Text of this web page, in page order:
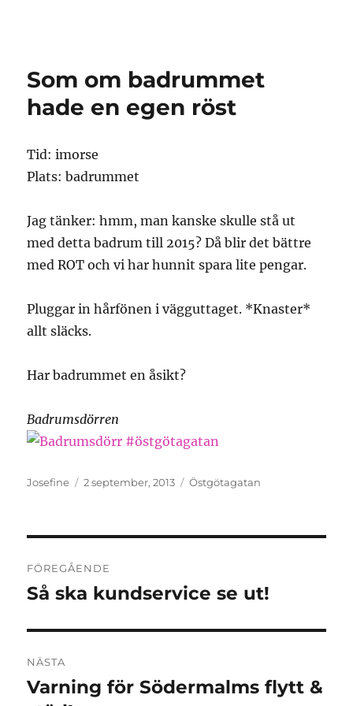
Som om badrummet
hade en egen röst
Tid: imorse
Plats: badrummet
Jag tänker: hmm, man kanske skulle stå ut
med detta badrum till 2015? Då blir det bättre
med ROT och vi har hunnit spara lite pengar.
Pluggar in hårfönen i vägguttaget. *Knaster*
allt släcks.
Har badrummet en åsikt?
Badrumsdörren
Författare
Josefine
Publicerat
2 september, 2013 Kategorier
Östgötagatan
FÖREGÅENDE
Föregående
Så ska kundservice se ut!
NÄSTA
Nästa
Varning för Södermalms flytt &